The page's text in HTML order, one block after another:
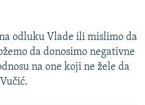
odluku Vlade ili mislimo da
da donosimo negativne
na one koji ne žele da